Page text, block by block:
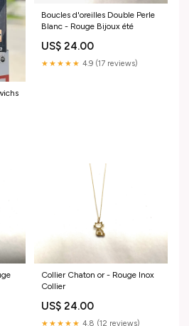
Boucles d'oreilles Double Perle
Blanc - Rouge Bijoux été
US$ 24.00
★★★★★ 4.9 (17 reviews)
Collier Chaton or - Rouge Inox
Collier
US$ 24.00
★★★★★ 4.8 (12 reviews)